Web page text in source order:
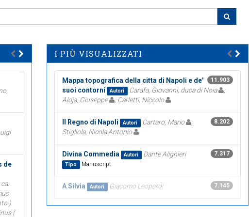
de
)
(
I PIÙ VISUALIZZATI
11.903
Mappa topografica della citta di Napoli e de'
suoi contorni
Autori Carafa, Giovanni, duca di Noia
;
Aloja, Giuseppe
; Carletti, Niccolo
8.202
Il Regno di Napoli Autori Cartaro, Mario
;
Stigliola, Nicola Antonio
7.317
Divina Commedia Autori Dante Alighieri
Tipo Manuscript
7.145
A Silvia Autori Giacomo Leopardi